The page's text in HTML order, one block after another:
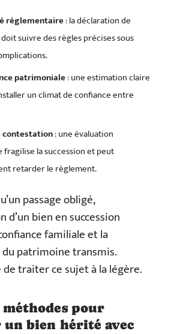
réglementaire: la déclaration de
suivre des règles précises sous
patrimoniale: une estimation claire
un climat de confiance entre
contestation: une évaluation
fragilise la succession et peut
retarder le règlement.
passage obligé,
d’un bien en succession
familiale et la
patrimoine transmis.
traiter ce sujet à la légère.
méthodes pour
un bien hérité avec